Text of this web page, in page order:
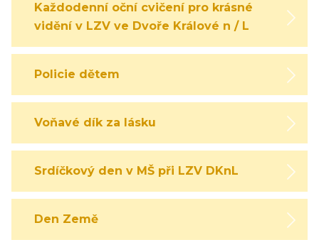
Každodenní oční cvičení pro krásné
vidění v LZV ve Dvoře Králové n / L
Policie dětem
Voňavé dík za lásku
Srdíčkový den v MŠ při LZV DKnL
Den Země